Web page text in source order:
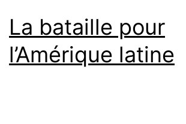
La bataille pour
l’Amérique latine